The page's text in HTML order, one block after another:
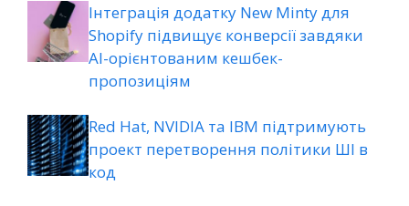
Інтеграція додатку New Minty для
Shopify підвищує конверсії завдяки
AI-орієнтованим кешбек-
пропозиціям
Red Hat, NVIDIA та IBM підтримують
проект перетворення політики ШІ в
код